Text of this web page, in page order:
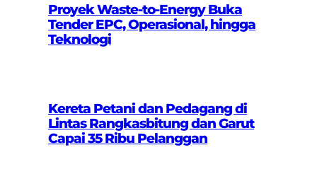
Proyek Waste-to-Energy Buka
Tender EPC, Operasional, hingga
Teknologi
Kereta Petani dan Pedagang di
Lintas Rangkasbitung dan Garut
Capai 35 Ribu Pelanggan